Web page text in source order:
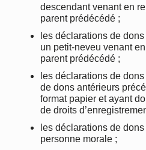
descendant venant en
parent prédécédé ;
les déclarations de
un petit-neveu venant
parent prédécédé ;
les déclarations de
de dons antérieurs
format papier et ayant
de droits
les déclarations de dons
personne morale ;